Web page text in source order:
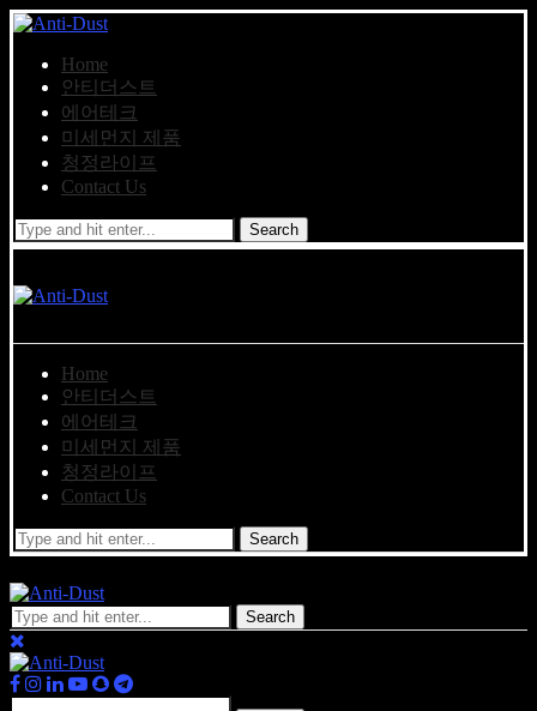
Home
안티더스트
에어테크
미세먼지 제품
청정라이프
Contact Us
Search
Home
안티더스트
에어테크
미세먼지 제품
청정라이프
Contact Us
Search
Search